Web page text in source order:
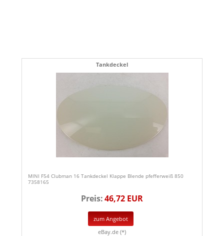
Tankdeckel
MINI F54 Clubman 16 Tankdeckel Klappe Blende pfefferweiß 850
7358165
Preis:46,72 EUR
zum Angebot
eBay.de (*)